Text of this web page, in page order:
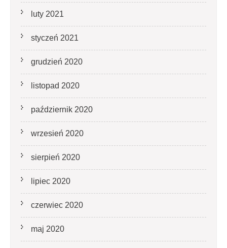
luty 2021
styczeń 2021
grudzień 2020
listopad 2020
październik 2020
wrzesień 2020
sierpień 2020
lipiec 2020
czerwiec 2020
maj 2020